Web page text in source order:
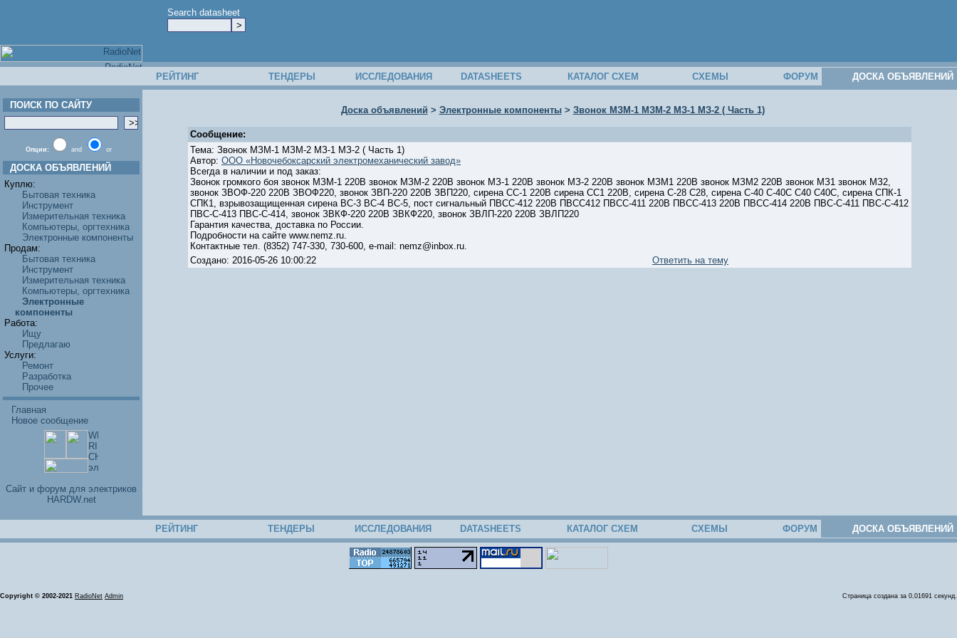
Search datasheet
РЕЙТИНГ ТЕНДЕРЫ ИССЛЕДОВАНИЯ DATASHEETS КАТАЛОГ СХЕМ СХЕМЫ ФОРУМ ДОСКА ОБЪЯВЛЕНИЙ
ПОИСК ПО САЙТУ
Опции: and or
ДОСКА ОБЪЯВЛЕНИЙ
Куплю:
Бытовая техника
Инструмент
Измерительная техника
Компьютеры, оргтехника
Электронные компоненты
Продам:
Бытовая техника
Инструмент
Измерительная техника
Компьютеры, оргтехника
Электронные
компоненты
Работа:
Ищу
Предлагаю
Услуги:
Ремонт
Разработка
Прочее
Главная
Новое сообщение
Cайт и форум для электриков
HARDW.net
Доска объявлений > Электронные компоненты> Звонок МЗМ-1 МЗМ-2 МЗ-1 МЗ-2 ( Часть 1)
Сообщение:
Тема: Звонок МЗМ-1 МЗМ-2 МЗ-1 МЗ-2 ( Часть 1)
Автор: ООО «Новочебоксарский электромеханический завод»
Всегда в наличии и под заказ:
Звонок громкого боя звонок МЗМ-1 220В звонок МЗМ-2 220В звонок МЗ-1 220В звонок МЗ-2 220В звонок МЗМ1 220В звонок МЗМ2 220В звонок МЗ1 звонок МЗ2,
звонок ЗВОФ-220 220В ЗВОФ220, звонок ЗВП-220 220В ЗВП220, сирена СС-1 220В сирена СС1 220В, сирена С-28 С28, сирена С-40 С-40С С40 С40С, сирена СПК-1
СПК1, взрывозащищенная сирена ВС-3 ВС-4 ВС-5, пост сигнальный ПВСС-412 220В ПВСС412 ПВСС-411 220В ПВСС-413 220В ПВСС-414 220В ПВС-С-411 ПВС-С-412
ПВС-С-413 ПВС-С-414, звонок ЗВКФ-220 220В ЗВКФ220, звонок ЗВЛП-220 220В ЗВЛП220
Гарантия качества, доставка по России.
Подробности на сайте www.nemz.ru.
Контактные тел. (8352) 747-330, 730-600, e-mail: nemz@inbox.ru.
Создано: 2016-05-26 10:00:22
Ответить на тему
РЕЙТИНГ ТЕНДЕРЫ ИССЛЕДОВАНИЯ DATASHEETS КАТАЛОГ СХЕМ СХЕМЫ ФОРУМ ДОСКА ОБЪЯВЛЕНИЙ
Copyright © 2002-2021 RadioNet Admin Страница создана за 0,01691 секунд.